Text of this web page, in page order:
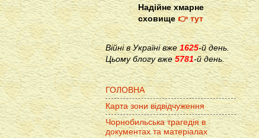
Надійне хмарне
сховище👉 тут
Війні в Україні вже1625-й день.
Цьому блогу вже 5781-й день.
ГОЛОВНА
Карта зони відвідчуження
Чорнобильська трагедія в
документах та матеріалах